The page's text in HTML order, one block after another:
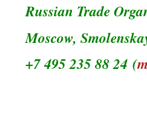
Russian Trade
Moscow,
+7 495 235 88 24 (